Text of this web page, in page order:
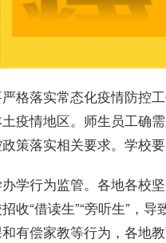
格落实常态化疫情防控
疫情地区。师生员工确
策落实相关要求。学校
学行为监管。各地各校
收“借读生”“旁听生”，
有偿家教等行为，各地